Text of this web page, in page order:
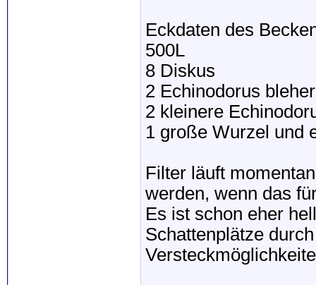
Eckdaten des
500L
8 Diskus
2 Echinodorus
2 kleinere
1 große Wurzel und
Filter läuft
werden, wenn das
Es ist schon eher
Schattenplätze